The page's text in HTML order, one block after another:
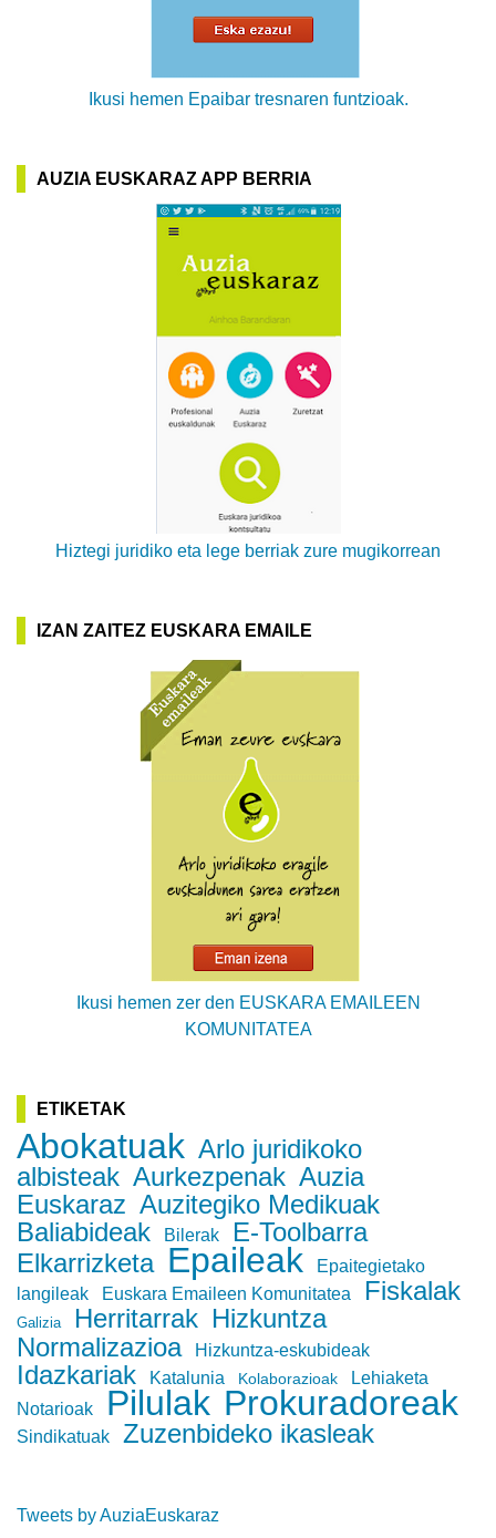
Ikusi hemen Epaibar tresnaren funtzioak.
AUZIA EUSKARAZ APP BERRIA
Hiztegi juridiko eta lege berriak zure mugikorrean
IZAN ZAITEZ EUSKARA EMAILE
Ikusi hemen zer den EUSKARA EMAILEEN
KOMUNITATEA
ETIKETAK
Abokatuak Arlo juridikoko
albisteak Aurkezpenak Auzia
Euskaraz Auzitegiko Medikuak
Baliabideak
Bilerak
E-Toolbarra
Elkarrizketa Epaileak
Epaitegietako
langileak
Euskara Emaileen Komunitatea Fiskalak
Galizia Herritarrak Hizkuntza
Normalizazioa
Hizkuntza-eskubideak
Idazkariak Katalunia Kolaborazioak
Lehiaketa
Notarioak
Pilulak Prokuradoreak
Sindikatuak Zuzenbideko ikasleak
Tweets by AuziaEuskaraz